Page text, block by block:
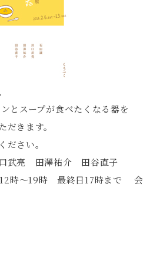
とスープが食べたくなる器を
だきます。
ださい。
武亮 田澤祐介 田谷直子
12時～19時 最終日17時まで 会